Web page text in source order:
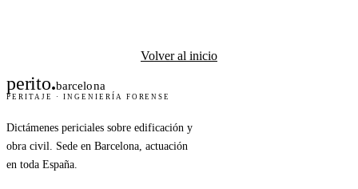
Volver al inicio
perito.barcelona
PERITAJE · INGENIERÍA FORENSE
Dictámenes periciales sobre edificación y
obra civil. Sede en Barcelona, actuación
en toda España.